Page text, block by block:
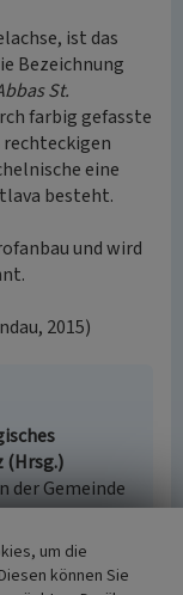
ist das
Bezeichnung
St.
farbig gefasste
eine
besteht.
und wird
2015)
(Hrsg.)
der Gemeinde
Polch
S. 69-70,
um die
können Sie